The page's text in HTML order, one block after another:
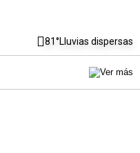
81°Lluvias dispersas